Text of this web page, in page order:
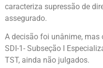
caracteriza supressão de
assegurado.
A decisão foi unânime, mas
SDI-1- Subseção I
TST, ainda não julgados.